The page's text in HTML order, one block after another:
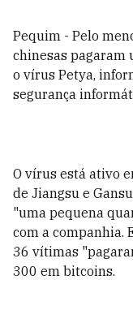
Pequim - Pelo
chinesas pagaram
o vírus Petya,
segurança
O vírus está ativo
de Jiangsu e
"uma pequena
com a companhia.
36 vítimas
300 em bitcoins.